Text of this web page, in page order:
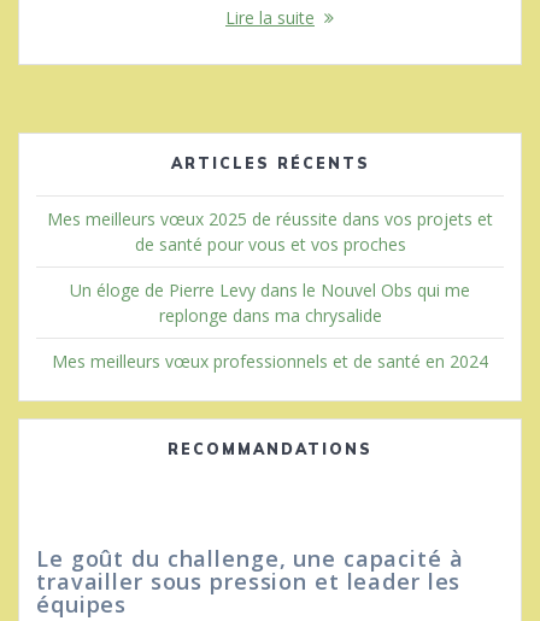
Lire la suite
ARTICLES RÉCENTS
Mes meilleurs vœux 2025 de réussite dans vos projets et
de santé pour vous et vos proches
Un éloge de Pierre Levy dans le Nouvel Obs qui me
replonge dans ma chrysalide
Mes meilleurs vœux professionnels et de santé en 2024
RECOMMANDATIONS
Le goût du challenge, une capacité à
travailler sous pression et leader les
équipes